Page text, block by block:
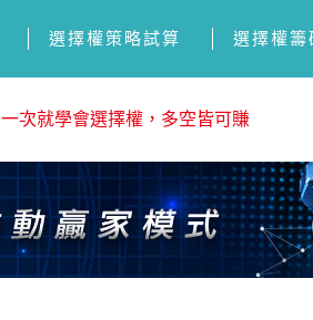
選擇權策略試算 選擇權籌
一次就學會選擇權，多空皆可賺